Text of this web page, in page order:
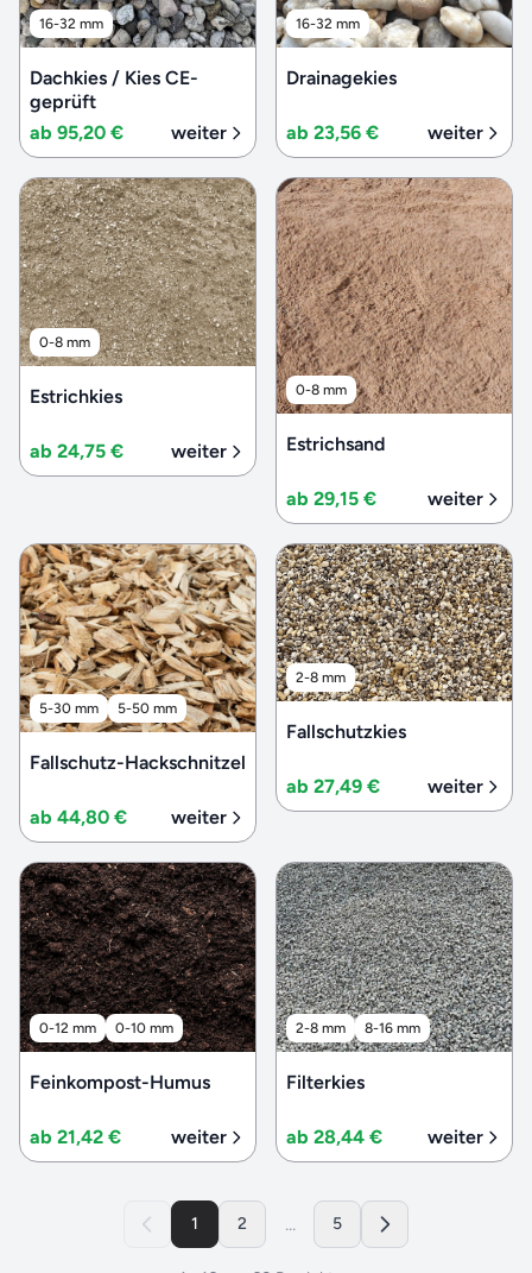
16-32 mm
Dachkies / Kies CE-
geprüft
ab 95,20 €
weiter
16-32 mm
Drainagekies
ab 23,56 € weiter
0-8 mm
Estrichkies
ab 24,75 € weiter
0-8 mm
Estrichsand
ab 29,15 € weiter
5-30 mm 5-50 mm
Fallschutz-Hackschnitzel
ab 44,80 € weiter
2-8 mm
Fallschutzkies
ab 27,49 € weiter
0-12 mm 0-10 mm
Feinkompost-Humus
ab 21,42 € weiter
2-8 mm 8-16 mm
Filterkies
ab 28,44 € weiter
1 2 ... 5